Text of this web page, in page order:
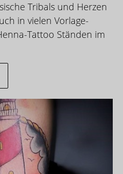
Tribals und Herzen
in vielen Vorlage-
Tattoo Ständen im